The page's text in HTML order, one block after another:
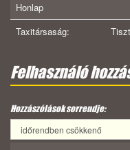
Honlap
Taxitársaság:
Felhasználó
Hozzászólások sorrendje: